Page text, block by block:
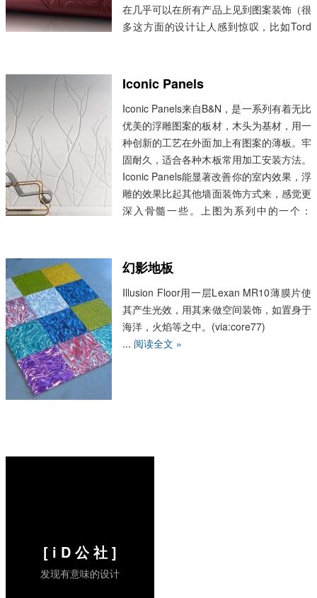
在几乎可以在所有产品上见到图案装饰（很
多这方面的设计让人感到惊叹，比如Tord
如Marcel Wanders的Crochet Chair之
外壳，各种工艺加工而...阅读全文 »
Iconic Panels
Iconic Panels来自B&N，是一系列有着无比
优美的浮雕图案的板材，木头为基材，用一
种创新的工艺在外面加上有图案的薄板。牢
固耐久，适合各种木板常用加工安装方法。
Iconic Panels能显著改善你的室内效果，浮
雕的效果比起其他墙面装饰方式来，感觉更
深入骨髓一些。上图为系列中的一个：
...阅读全文 »
幻影地板
Illusion Floor用一层Lexan MR10薄膜片使
其产生光效，用其来做空间装饰，如置身于
海洋，火焰等之中。(via:core77)
... 阅读全文 »
[ i D 公 社 ]
发现有意味的设计